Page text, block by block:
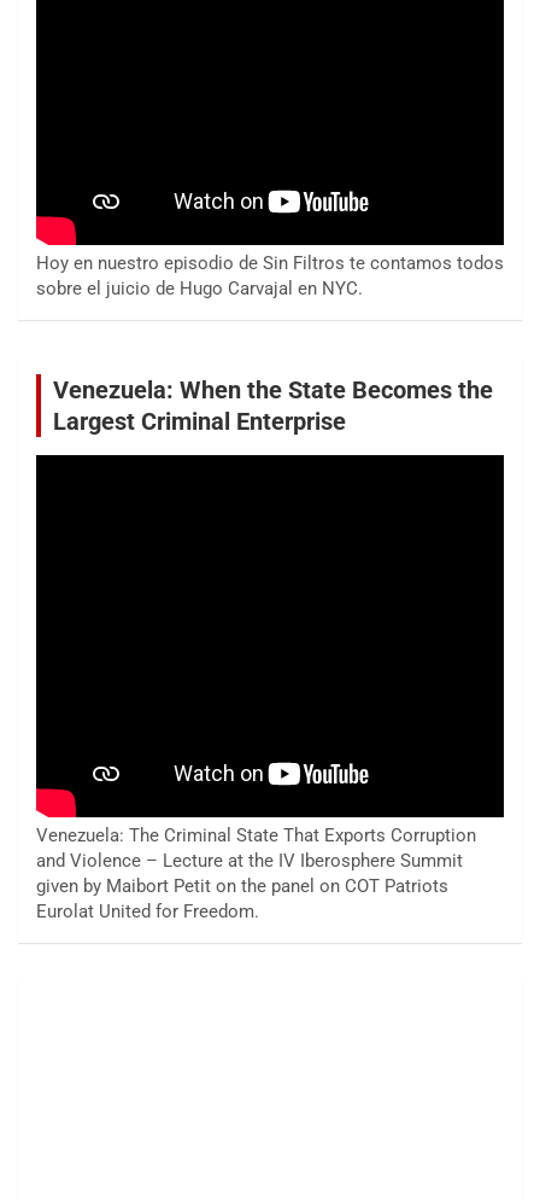
Hoy en nuestro episodio de Sin Filtros te contamos todos
sobre el juicio de Hugo Carvajal en NYC.
Venezuela: When the State Becomes the
Largest Criminal Enterprise
Venezuela: The Criminal State That Exports Corruption
and Violence – Lecture at the IV Iberosphere Summit
given by Maibort Petit on the panel on COT Patriots
Eurolat United for Freedom.